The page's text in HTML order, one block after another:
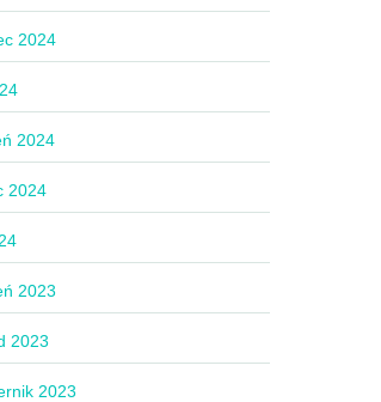
2024
2024
2024
2023
2023
2023